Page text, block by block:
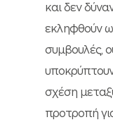
και δεν
εκληφθούν
συμβουλές,
σχέση
προτροπή